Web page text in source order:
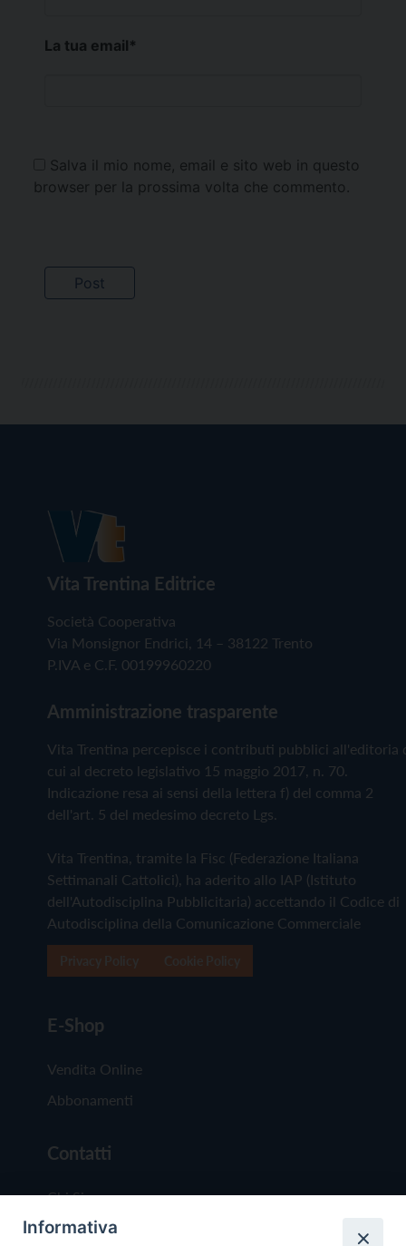
La tua email*
Salva il mio nome, email e sito web in questo
browser per la prossima volta che commento.
Vita Trentina Editrice
Società Cooperativa
Via Monsignor Endrici, 14 – 38122 Trento
P.IVA e C.F. 00199960220
Amministrazione trasparente
Vita Trentina percepisce i contributi pubblici all'editoria
cui al decreto legislativo 15 maggio 2017, n. 70.
Indicazione resa ai sensi della lettera f) del comma 2
dell'art. 5 del medesimo decreto Lgs.
Vita Trentina, tramite la Fisc (Federazione Italiana
Settimanali Cattolici), ha aderito allo IAP (Istituto
dell'Autodisciplina Pubblicitaria) accettando il Codice di
Autodisciplina della Comunicazione Commerciale
E-Shop
Vendita Online
Abbonamenti
Contatti
Chi Siamo
Redazione
Informativa